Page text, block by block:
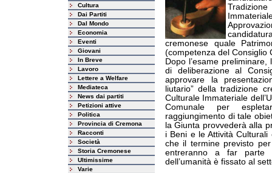
Cultura
Dai Partiti
Dal Mondo
Economia
Eventi
Giovani
In Breve
Lavoro
Lettere a Welfare
Mediateca
News dai partiti
Petizioni attive
Politica
Provincia di Cremona
Racconti
Società
Storia Cremonese
Ultimissime
Varie
cremonese quale
(competenza del Consiglio
Dopo l’esame
di deliberazione al
approvare la
liutario” della tradizione
Culturale Immateriale
Comunale per
raggiungimento di tale
la Giunta provvederà alla
i Beni e le Attività
che il termine previsto
entreranno a far parte
dell’umanità è fissato al